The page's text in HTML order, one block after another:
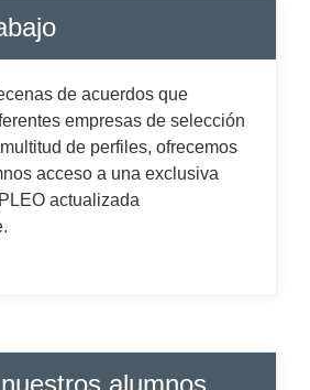
de acuerdos que
empresas de selección
de perfiles, ofrecemos
acceso a una exclusiva
actualizada